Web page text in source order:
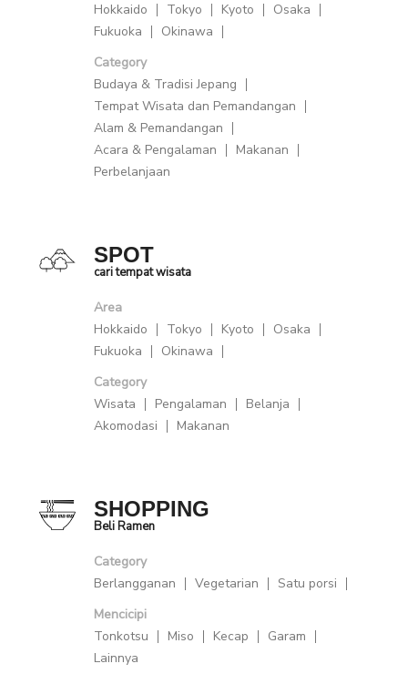
Hokkaido
Tokyo Kyoto
Osaka
Fukuoka
Okinawa
Category
Budaya & Tradisi Jepang
Tempat Wisata dan Pemandangan
Alam & Pemandangan
Acara & Pengalaman
Makanan
Perbelanjaan
SPOT
cari tempat wisata
Area
Hokkaido
Tokyo Kyoto
Osaka
Fukuoka
Okinawa
Category
Wisata
Pengalaman
Belanja
Akomodasi
Makanan
SHOPPING
Beli Ramen
Category
Berlangganan
Vegetarian
Satu porsi
Mencicipi
Tonkotsu
Miso Kecap
Garam
Lainnya